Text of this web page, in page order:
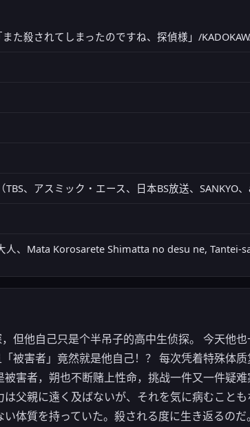
た殺されてしまったのですね、探偵様」/
、アスミック・エース、日本BS放送、SANKYO
人、Mata Korosarete Shimatta no desu ne, Tantei-
但他自己只是个半吊子的高中生侦探。 今天他也
被害者」竟然就是他自己！？ 每次凭着特殊体
害者，朔也不断赌上性命，挑战一件又一件疑
父親に遠く及ばないが、それを気に病むこと
体質を持っていた。殺される度に生き返るの